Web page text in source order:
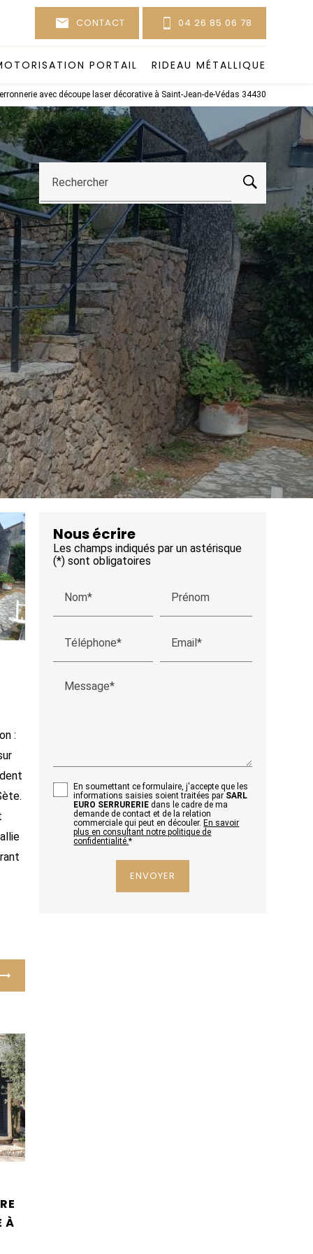
CONTACT 04 26 85 06 78
PORTAIL RIDEAU MÉTALLIQUE
avec découpe laser décorative à Saint-Jean-de-Védas 34430
Rechercher
:
À
Nous écrire
Les champs indiqués par un astérisque
(*) sont obligatoires
Nom* Prénom
Téléphone* Email*
Message*
En soumettant ce formulaire, j'accepte que les
informations saisies soient traitées par SARL
EURO SERRURERIE dans le cadre de ma
demande de contact et de la relation
commerciale qui peut en découler. En savoir
plus en consultant notre politique de
confidentialité.*